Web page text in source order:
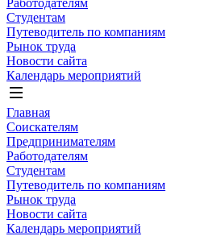
Работодателям
Студентам
Путеводитель по компаниям
Рынок труда
Новости сайта
Календарь мероприятий
Главная
Соискателям
Предпринимателям
Работодателям
Студентам
Путеводитель по компаниям
Рынок труда
Новости сайта
Календарь мероприятий